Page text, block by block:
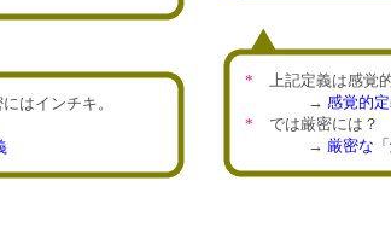
はインチキ。
* 上記定義は感覚
→ 感覚的
* では厳密には？
→ 厳密な